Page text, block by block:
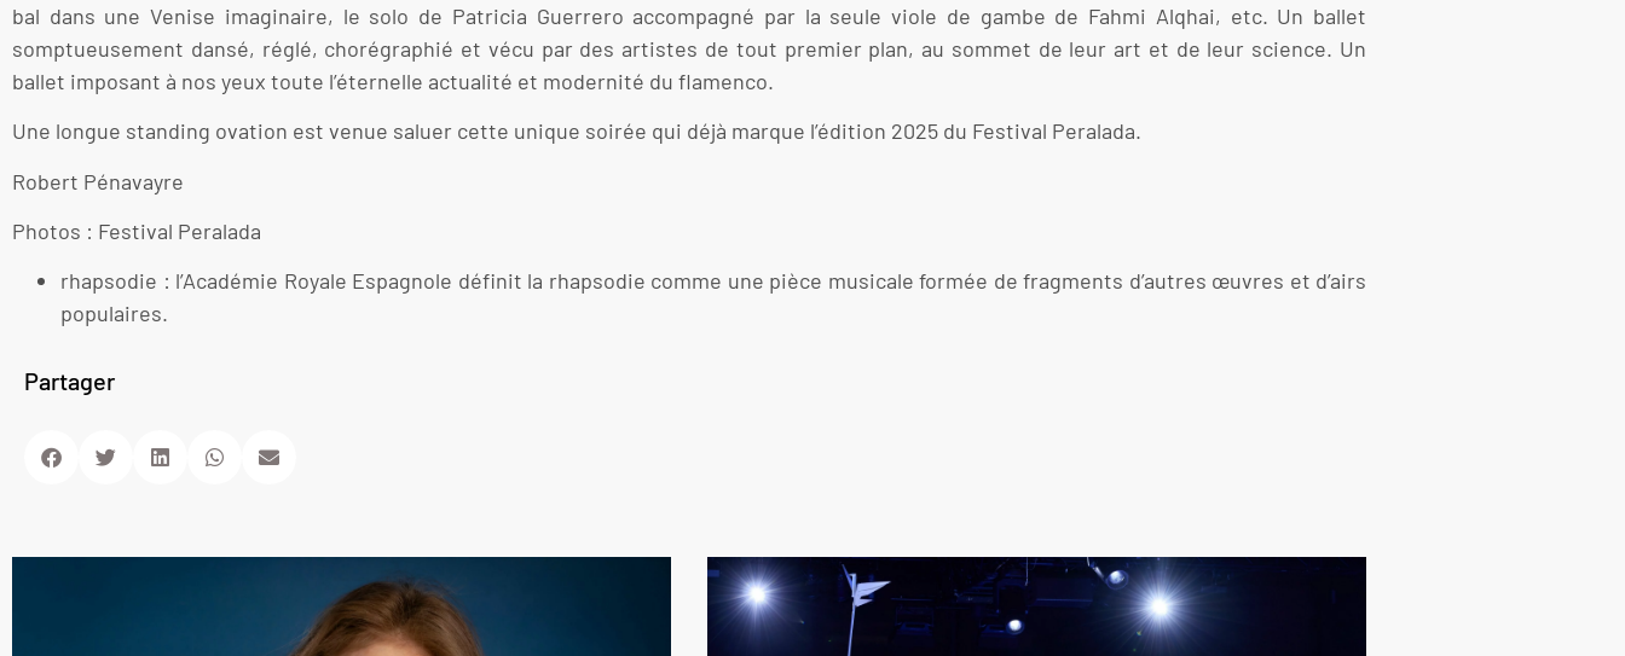
bal dans une Venise imaginaire, le solo de Patricia Guerrero accompagné par la seule viole de gambe de Fahmi Alqhai, etc. Un ballet
somptueusement dansé, réglé, chorégraphié et vécu par des artistes de tout premier plan, au sommet de leur art et de leur science. Un
ballet imposant à nos yeux toute l’éternelle actualité et modernité du flamenco.
Une longue standing ovation est venue saluer cette unique soirée qui déjà marque l’édition 2025 du Festival Peralada.
Robert Pénavayre
Photos : Festival Peralada
rhapsodie : l’Académie Royale Espagnole définit la rhapsodie comme une pièce musicale formée de fragments d’autres œuvres et d’airs
populaires.
Partager